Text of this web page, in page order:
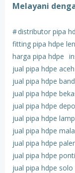
Melayani
#distributor pipa
fitting pipa hdpe
harga pipa hdpe
jual pipa hdpe aceh
jual pipa hdpe
jual pipa hdpe
jual pipa hdpe
jual pipa hdpe
jual pipa hdpe
jual pipa hdpe
jual pipa hdpe
jual pipa hdpe solo